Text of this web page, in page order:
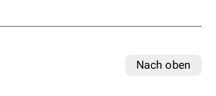
Nach oben